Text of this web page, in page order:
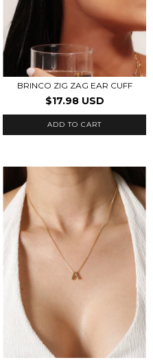
BRINCO ZIG ZAG EAR CUFF
$17.98 USD
ADD TO CART